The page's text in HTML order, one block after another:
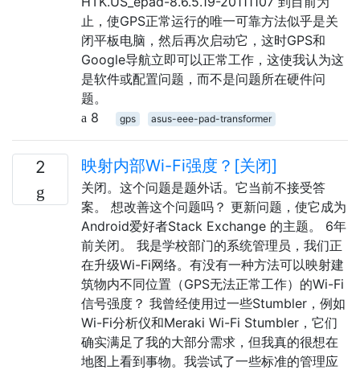
止，使GPS正常运行的唯一可靠方法似乎是关
闭平板电脑，然后再次启动它，这时GPS和
Google导航立即可以正常工作，这使我认为这
是软件或配置问题，而不是问题所在硬件问
题。
8
gps asus-eee-pad-transformer
2 映射内部Wi-Fi强度？[关闭]
关闭。这个问题是题外话。它当前不接受答
案。 想改善这个问题吗？ 更新问题，使它成为
Android爱好者Stack Exchange 的主题。 6年
前关闭。 我是学校部门的系统管理员，我们正
在升级Wi-Fi网络。有没有一种方法可以映射建
筑物内不同位置（GPS无法正常工作）的Wi-Fi
信号强度？ 我曾经使用过一些Stumbler，例如
Wi-Fi分析仪和Meraki Wi-Fi Stumbler，它们
确实满足了我的大部分需求，但我真的很想在
地图上看到事物。我尝试了一些标准的管理应